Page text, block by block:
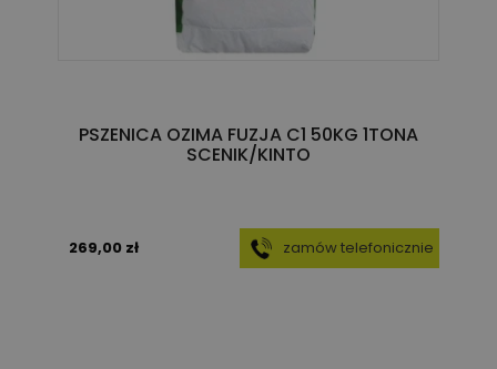
PSZENICA OZIMA FUZJA C1 50KG 1TONA
SCENIK/KINTO
269,00 zł zamów telefonicznie